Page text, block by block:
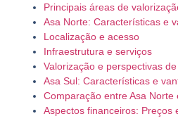
Principais áreas de
Asa Norte: Características e
Localização e acesso
Infraestrutura e serviços
Valorização e perspectivas
Asa Sul: Características e
Comparação entre Asa Norte
Aspectos financeiros: Preços